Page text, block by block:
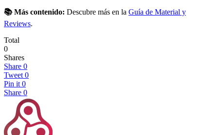
📚 Más contenido: Descubre más en la Guía de Material y
Reviews.
Total
0
Shares
Share 0
Tweet 0
Pin it 0
Share 0